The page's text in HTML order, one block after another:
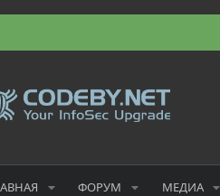
ФОРУМ МЕДИА